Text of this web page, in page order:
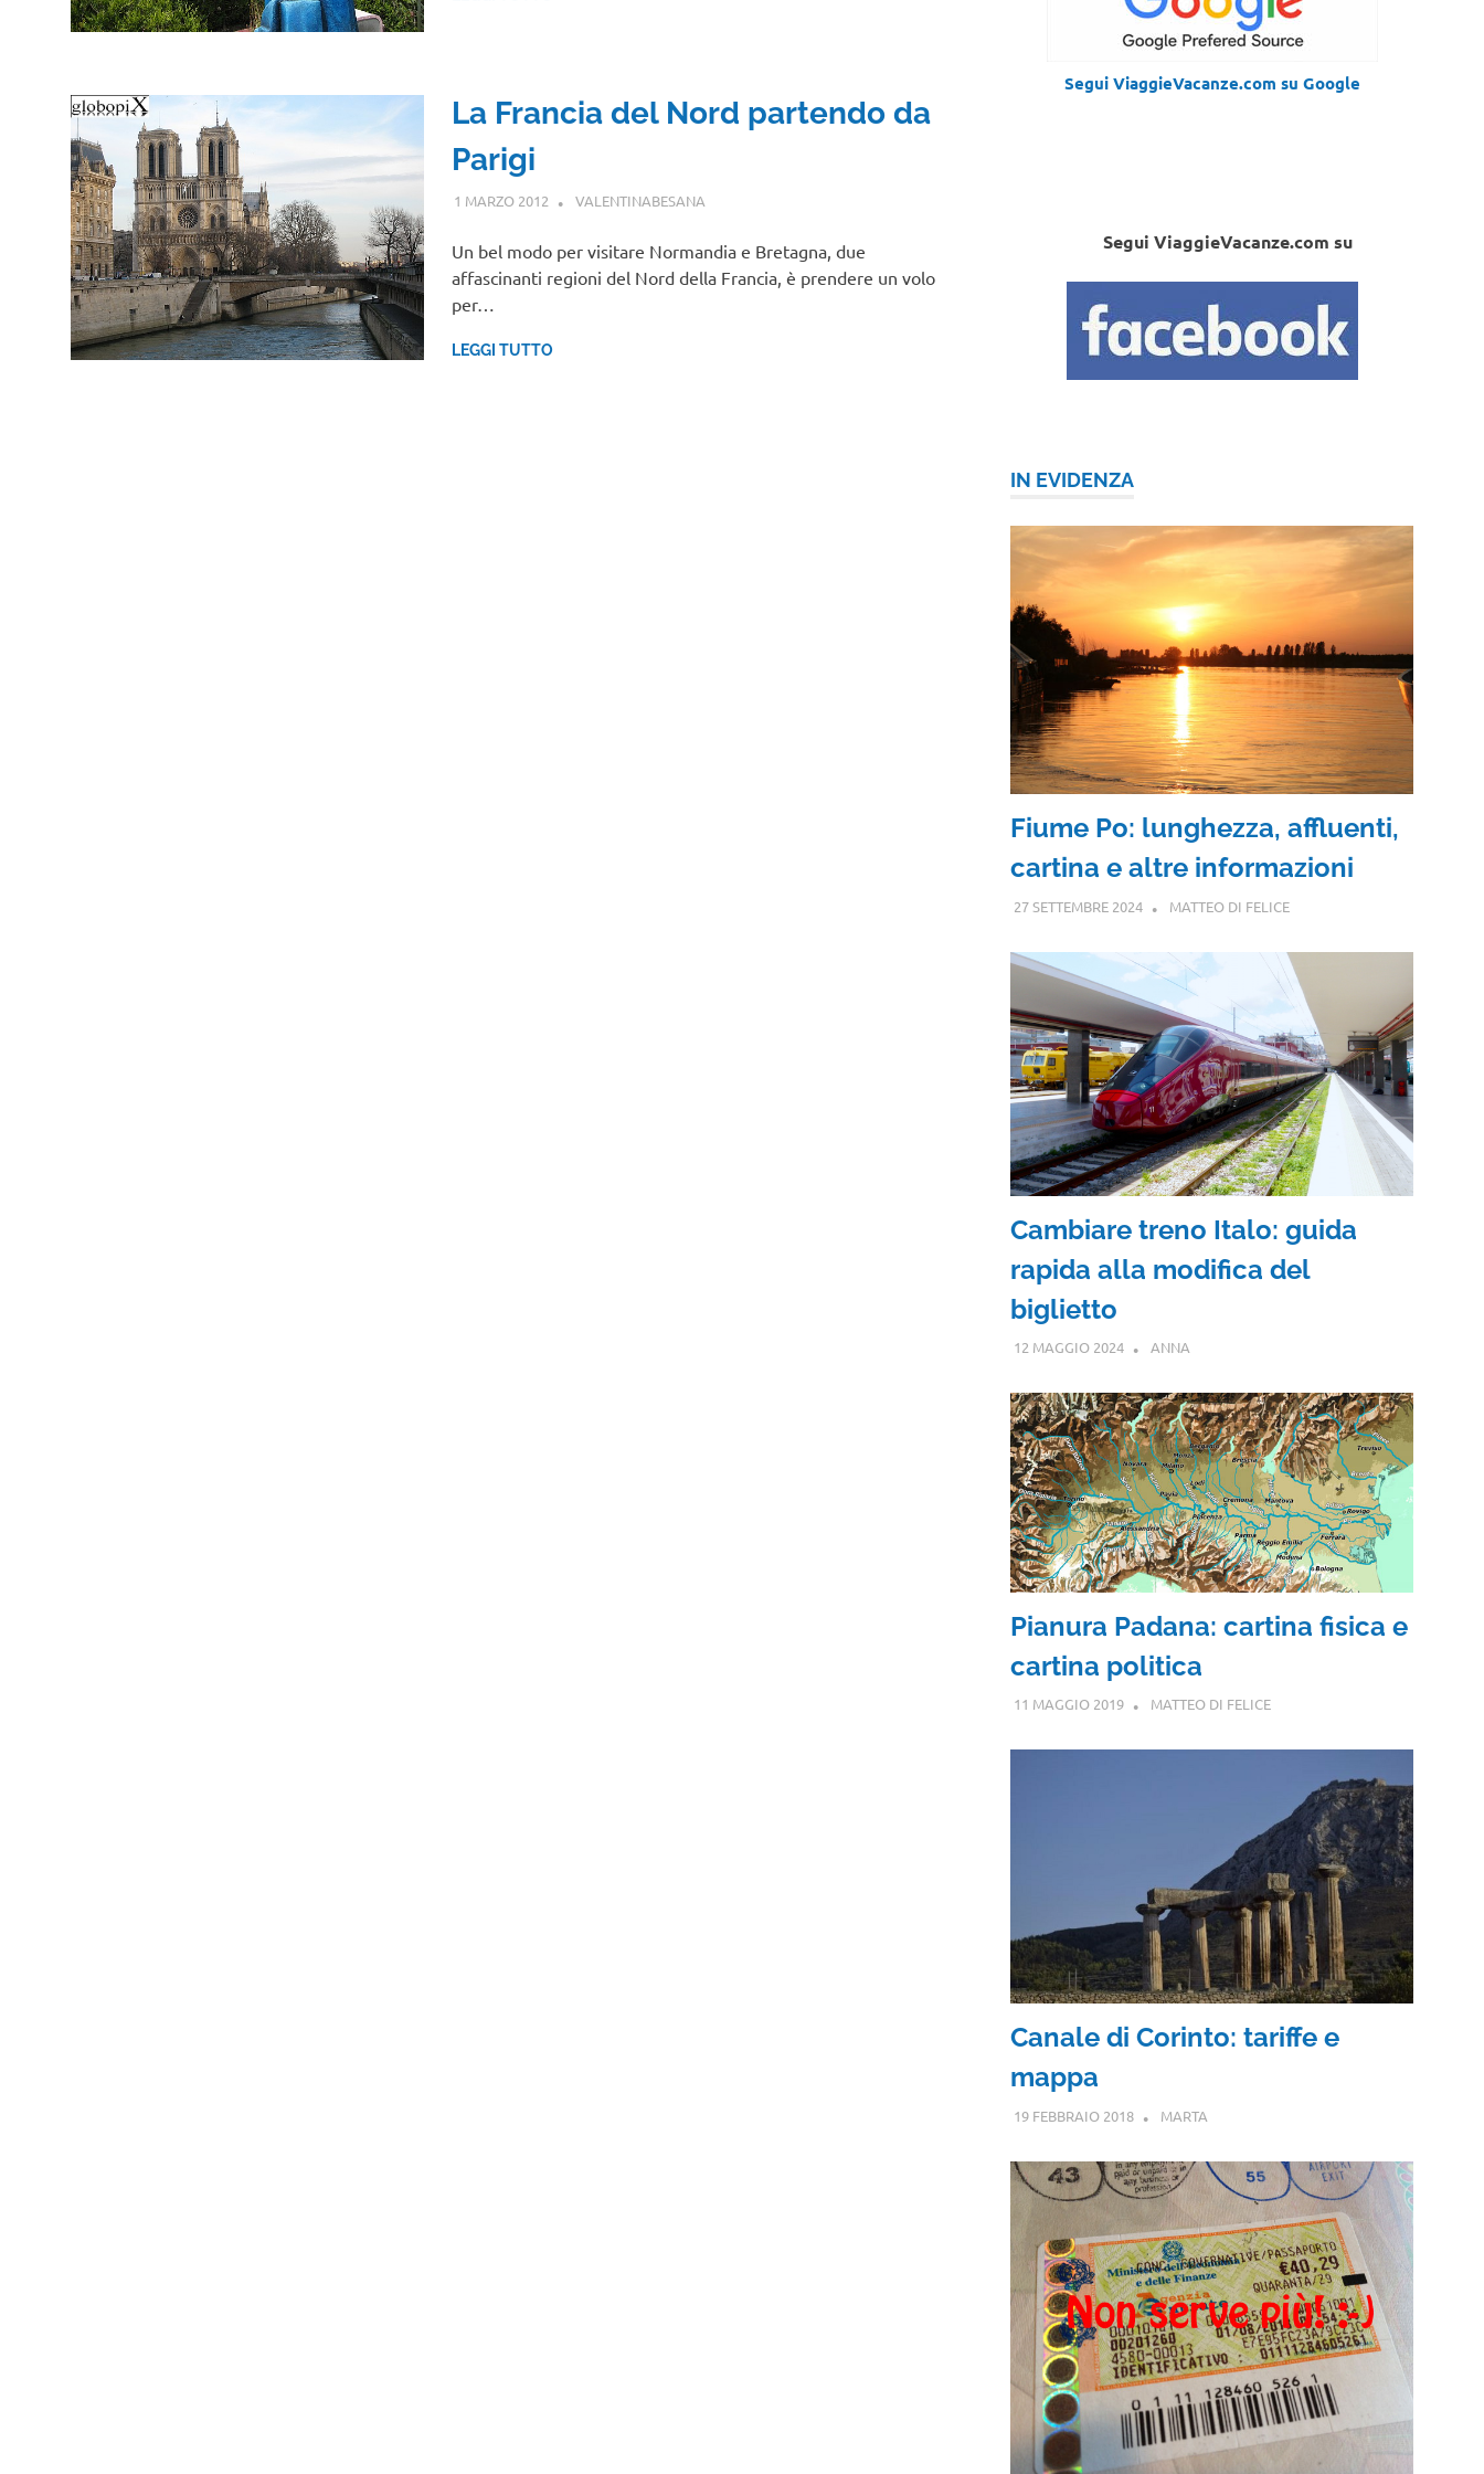
La Francia del Nord partendo da
Parigi
1 MARZO 2012 VALENTINABESANA
Un bel modo per visitare Normandia e Bretagna, due
affascinanti regioni del Nord della Francia, è prendere un volo
per…
LEGGI TUTTO
Segui ViaggieVacanze.com su Google
Segui ViaggieVacanze.com su
IN EVIDENZA
Fiume Po: lunghezza, affluenti,
cartina e altre informazioni
27 SETTEMBRE 2024 MATTEO DI FELICE
Cambiare treno Italo: guida
rapida alla modifica del
biglietto
12 MAGGIO 2024 ANNA
Pianura Padana: cartina fisica e
cartina politica
11 MAGGIO 2019 MATTEO DI FELICE
Canale di Corinto: tariffe e
mappa
19 FEBBRAIO 2018 MARTA